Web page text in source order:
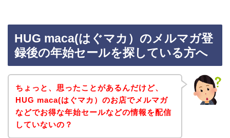
HUG maca(はぐマカ）のメルマガ登
録後の年始セールを探している方へ
ちょっと、思ったことがあるんだけど、
HUG maca(はぐマカ）のお店でメルマガ
などでお得な年始セールなどの情報を配信
していないの？